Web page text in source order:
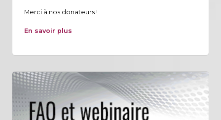
Merci à nos donateurs !
En savoir plus